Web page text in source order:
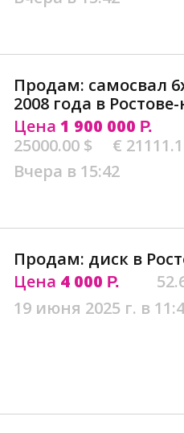
Продам: самосвал
2008 года в
Цена 1 900 000 Р.
25000.00 $
€
Вчера в 15:42
Продам: диск в
Цена 4 000 Р.
19 июня 2025 г. в